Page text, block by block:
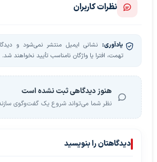
نظرات کاربران
یادآوری: نشانی ایمیل منتشر نمی‌شود و
تهمت، افترا یا واژگان نامناسب تأیید نخواهند شد.
هنوز دیدگاهی ثبت نشده است
نظر شما می‌تواند شروع یک گفت‌وگوی
دیدگاهتان را بنویسید